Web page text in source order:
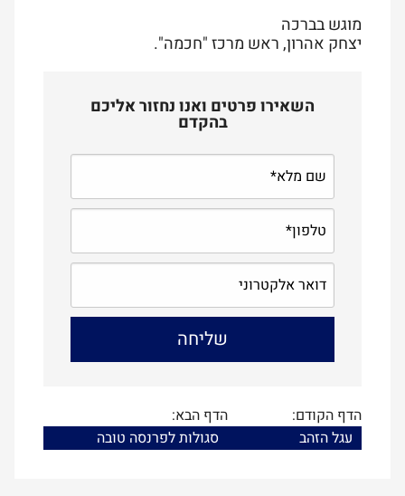
מוגש בברכה
יצחק אהרון, ראש מרכז "חכמה".
השאירו פרטים ואנו נחזור אליכם
בהקדם
הדף הקודם:
עגל הזהב
הדף הבא:
סגולות לפרנסה טובה